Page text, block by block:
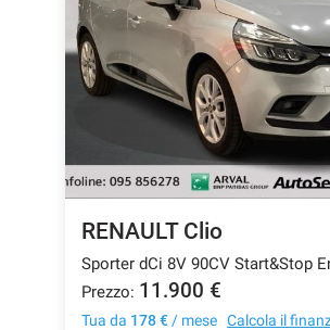
RENAULT Clio
Sporter dCi 8V 90CV Start&Stop
Prezzo: 11.900 €
Tua da 178 € / mese Calcola il